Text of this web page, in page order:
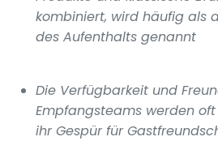
kombiniert, wird häufig als
des Aufenthalts genannt
Die Verfügbarkeit und
Empfangsteams werden oft
ihr Gespür für